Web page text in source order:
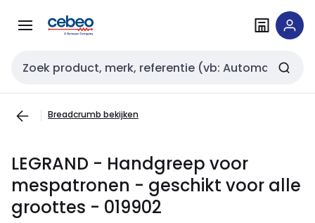
naar
naar
Zoekveld invoer
Breadcrumb bekijken
LEGRAND - Handgreep voor
mespatronen - geschikt voor alle
groottes - 019902